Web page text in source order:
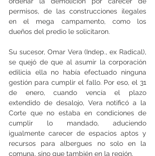
permisos, de las construcciones ilegales
en el mega campamento, como los
dueños del predio le solicitaron.
Su sucesor, Omar Vera (Indep., ex Radical),
se quejó de que al asumir la corporación
edilicia ella no había efectuado ninguna
gestión para cumplir el fallo. Por eso, el 31
de enero, cuando vencía el plazo
extendido de desalojo, Vera notificó a la
Corte que no estaba en condiciones de
cumplir lo mandado, aduciendo
igualmente carecer de espacios aptos y
recursos para albergues no solo en la
comuna, sino que también en la región.